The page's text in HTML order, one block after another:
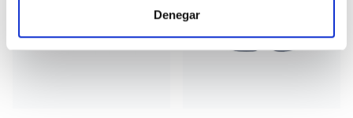
Denegar